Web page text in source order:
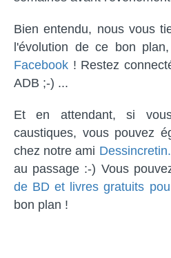
Bien entendu, nous vous
l'évolution de ce bon
Facebook ! Restez
ADB ;-) ...
Et en attendant, si
caustiques, vous pouvez
chez notre ami
au passage :-) Vous
de BD et livres gratuits
bon plan !